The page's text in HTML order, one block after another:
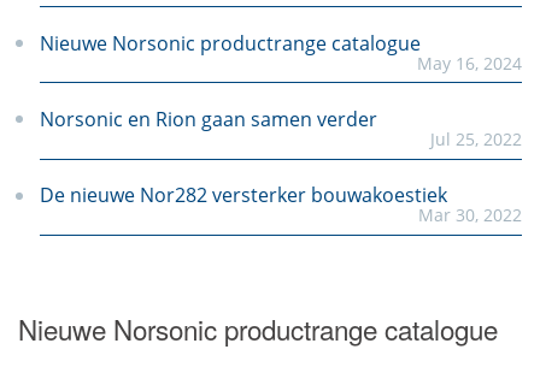
Nieuwe Norsonic productrange catalogue
May 16, 2024
Norsonic en Rion gaan samen verder
Jul 25, 2022
De nieuwe Nor282 versterker bouwakoestiek
Mar 30, 2022
Noise Compass geluidmonitoring met richting
Nieuwe Norsonic productrange catalogue